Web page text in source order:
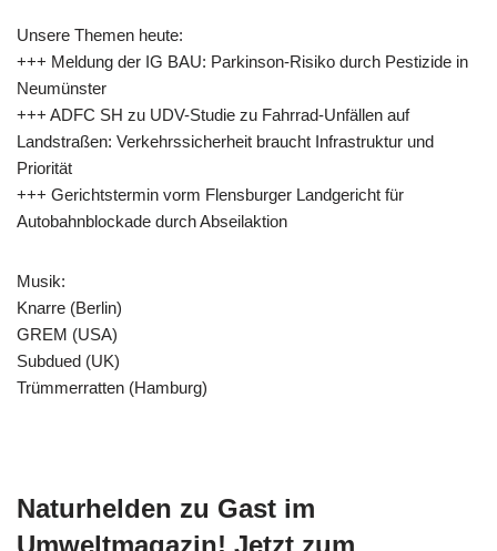
Unsere Themen heute:
+++ Meldung der IG BAU: Parkinson-Risiko durch Pestizide in
Neumünster
+++ ADFC SH zu UDV-Studie zu Fahrrad-Unfällen auf
Landstraßen: Verkehrssicherheit braucht Infrastruktur und
Priorität
+++ Gerichtstermin vorm Flensburger Landgericht für
Autobahnblockade durch Abseilaktion
Musik:
Knarre (Berlin)
GREM (USA)
Subdued (UK)
Trümmerratten (Hamburg)
Naturhelden zu Gast im
Umweltmagazin! Jetzt zum